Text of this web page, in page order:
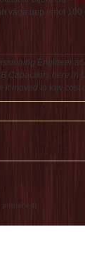
väga upp emot
Engineer
Capacitors here
moved to low cost
published)